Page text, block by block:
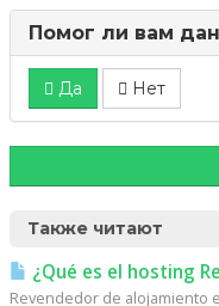
Помог ли вам
Да Нет
Также читают
¿Qué es el hosting
Revendedor de alojamiento